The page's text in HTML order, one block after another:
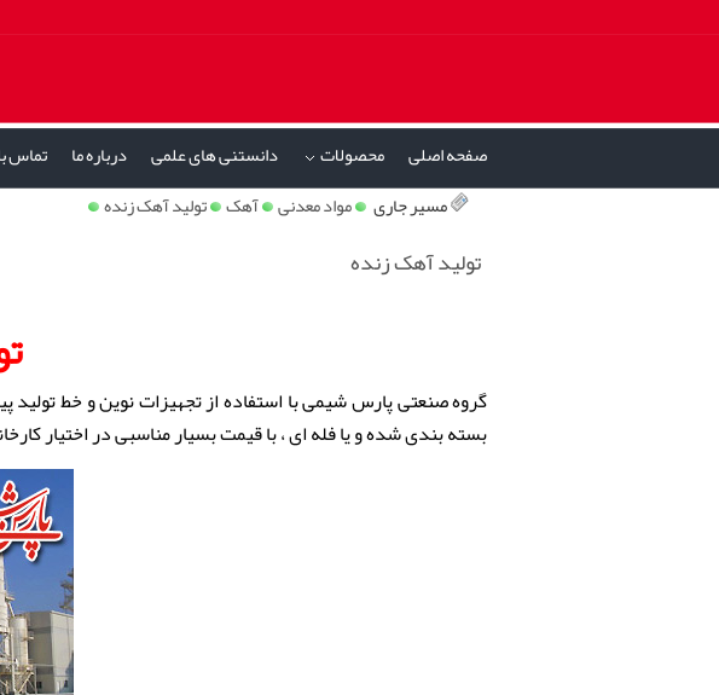
صفحه اصلی محصولات دانستنی های علمی درباره ما
تماس
مسیر جاری
» مواد معدنی آهک تولید آهک زنده
تولید آهک زنده
گروه صنعتی پارس شیمی با استفاده از تجهیزات نوین و خط تولید
بسته بندی شده و یا فله ای ، با قیمت بسیار مناسبی در اختیار